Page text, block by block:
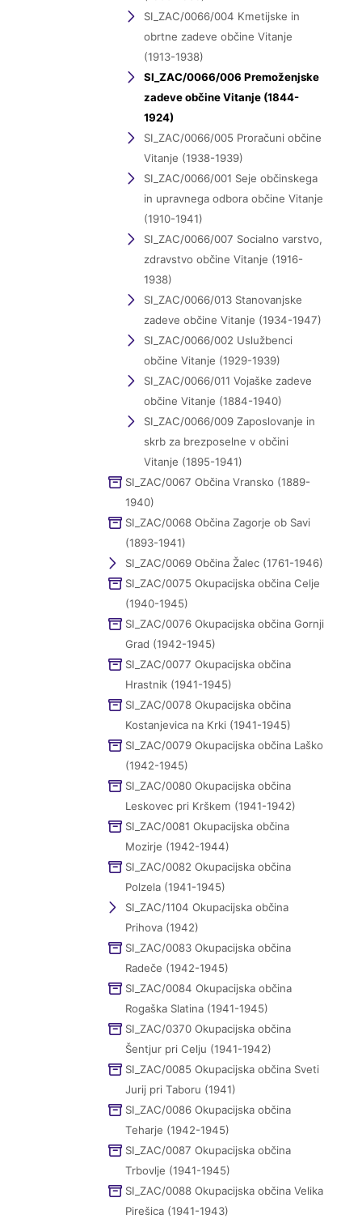
SI_ZAC/0066/004 Kmetijske in
obrtne zadeve občine Vitanje
(1913-1938)
SI_ZAC/0066/006 Premoženjske
zadeve občine Vitanje (1844-
1924)
SI_ZAC/0066/005 Proračuni občine
Vitanje (1938-1939)
SI_ZAC/0066/001 Seje občinskega
in upravnega odbora občine Vitanje
(1910-1941)
SI_ZAC/0066/007 Socialno varstvo,
zdravstvo občine Vitanje (1916-
1938)
SI_ZAC/0066/013 Stanovanjske
zadeve občine Vitanje (1934-1947)
SI_ZAC/0066/002 Uslužbenci
občine Vitanje (1929-1939)
SI_ZAC/0066/011 Vojaške zadeve
občine Vitanje (1884-1940)
SI_ZAC/0066/009 Zaposlovanje in
skrb za brezposelne v občini
Vitanje (1895-1941)
SI_ZAC/0067 Občina Vransko (1889-
1940)
SI_ZAC/0068 Občina Zagorje ob Savi
(1893-1941)
SI_ZAC/0069 Občina Žalec (1761-1946)
SI_ZAC/0075 Okupacijska občina Celje
(1940-1945)
SI_ZAC/0076 Okupacijska občina Gornji
Grad (1942-1945)
SI_ZAC/0077 Okupacijska občina
Hrastnik (1941-1945)
SI_ZAC/0078 Okupacijska občina
Kostanjevica na Krki (1941-1945)
SI_ZAC/0079 Okupacijska občina Laško
(1942-1945)
SI_ZAC/0080 Okupacijska občina
Leskovec pri Krškem (1941-1942)
SI_ZAC/0081 Okupacijska občina
Mozirje (1942-1944)
SI_ZAC/0082 Okupacijska občina
Polzela (1941-1945)
SI_ZAC/1104 Okupacijska občina
Prihova (1942)
SI_ZAC/0083 Okupacijska občina
Radeče (1942-1945)
SI_ZAC/0084 Okupacijska občina
Rogaška Slatina (1941-1945)
SI_ZAC/0370 Okupacijska občina
Šentjur pri Celju (1941-1942)
SI_ZAC/0085 Okupacijska občina Sveti
Jurij pri Taboru (1941)
SI_ZAC/0086 Okupacijska občina
Teharje (1942-1945)
SI_ZAC/0087 Okupacijska občina
Trbovlje (1941-1945)
SI_ZAC/0088 Okupacijska občina Velika
Pirešica (1941-1943)